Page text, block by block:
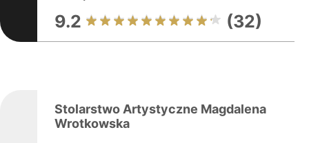
9.2 (32)
Stolarstwo Artystyczne Magdalena
Wrotkowska